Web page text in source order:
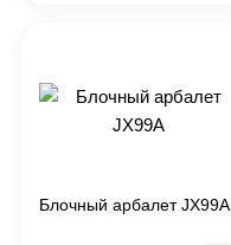
Блочный арбалет JX99А